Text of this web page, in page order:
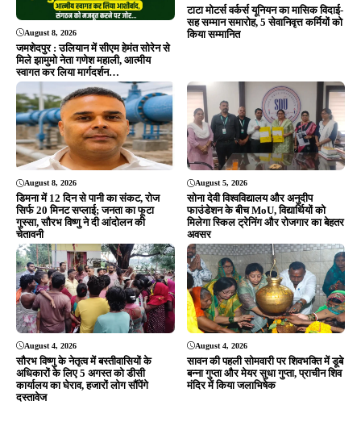
August 8, 2026
जमशेदपुर : उलियान में सीएम हेमंत सोरेन से
मिले झामुमो नेता गणेश महाली, आत्मीय
स्वागत कर लिया मार्गदर्शन…
टाटा मोटर्स वर्कर्स यूनियन का मासिक विदाई-
सह सम्मान समारोह, 5 सेवानिवृत्त कर्मियों को
किया सम्मानित
August 8, 2026
डिमना में 12 दिन से पानी का संकट, रोज
सिर्फ 20 मिनट सप्लाई; जनता का फूटा
गुस्सा, सौरभ विष्णु ने दी आंदोलन की
चेतावनी
August 5, 2026
सोना देवी विश्वविद्यालय और अनुदीप
फाउंडेशन के बीच MoU, विद्यार्थियों को
मिलेगा स्किल ट्रेनिंग और रोजगार का बेहतर
अवसर
August 4, 2026
सौरभ विष्णु के नेतृत्व में बस्तीवासियों के
अधिकारों के लिए 5 अगस्त को डीसी
कार्यालय का घेराव, हजारों लोग सौंपेंगे
दस्तावेज
August 4, 2026
सावन की पहली सोमवारी पर शिवभक्ति में डूबे
बन्ना गुप्ता और मेयर सुधा गुप्ता, प्राचीन शिव
मंदिर में किया जलाभिषेक